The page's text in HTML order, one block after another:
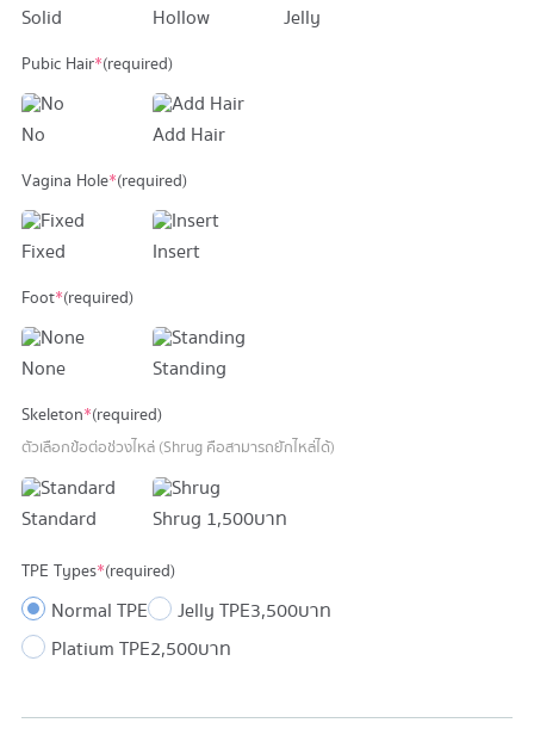
Solid Hollow Jelly
Pubic Hair*(required)
No Add Hair
Vagina Hole*(required)
Fixed Insert
Foot*(required)
None Standing
Skeleton*(required)
ตัวเลือกข้อต่อช่วงไหล่ (Shrug คือสามารถยักไหล่ได้)
Standard Shrug 1,500 บาท
TPE Types*(required)
Normal TPE Jelly TPE3,500 บาท
Platium TPE2,500 บาท